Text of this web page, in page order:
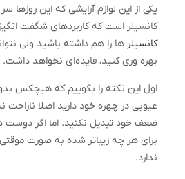
یکی از این لوازم آرایشی که این روزها
کانسیلر است که کاربردهای شگفت
کانسیلر ها را هم داشته باشید ولی
بهره وری کنید، فایده‌ای نخواهد داشت.
اول این نکته را بگوییم که هیچکس
عیوبی در چهره خود دارید اصلا ناراحت
ضعف خود تبدیل نکنید. اما اگر دوست
برای هر چه زیباتر شده به صورت موقتی
ندارد.